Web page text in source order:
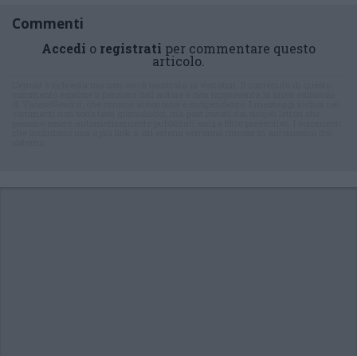
Commenti
Accedi o registrati per commentare questo
articolo.